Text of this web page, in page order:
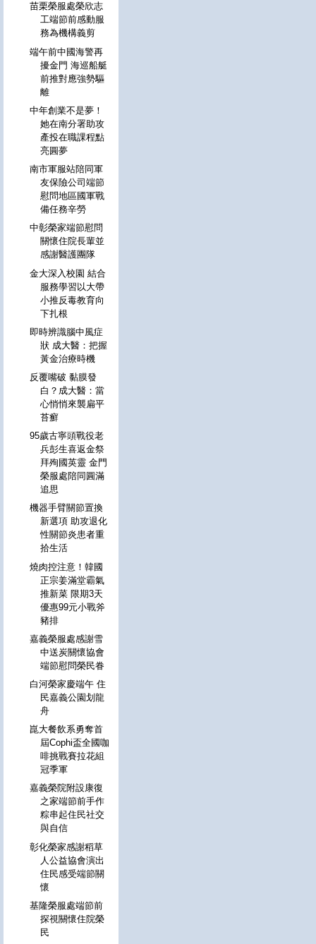
苗栗榮服處榮欣志
工端節前感動服
務為機構義剪
端午前中國海警再
擾金門 海巡船艇
前推對應強勢驅
離
中年創業不是夢！
她在南分署助攻
產投在職課程點
亮圓夢
南市軍服站陪同軍
友保險公司端節
慰問地區國軍戰
備任務辛勞
中彰榮家端節慰問
關懷住院長輩並
感謝醫護團隊
金大深入校園 結合
服務學習以大帶
小推反毒教育向
下扎根
即時辨識腦中風症
狀 成大醫：把握
黃金治療時機
反覆嘴破 黏膜發
白？成大醫：當
心悄悄來襲扁平
苔癬
95歲古寧頭戰役老
兵彭生喜返金祭
拜殉國英靈 金門
榮服處陪同圓滿
追思
機器手臂關節置換
新選項 助攻退化
性關節炎患者重
拾生活
燒肉控注意！韓國
正宗姜滿堂霸氣
推新菜 限期3天
優惠99元小戰斧
豬排
嘉義榮服處感謝雪
中送炭關懷協會
端節慰問榮民眷
白河榮家慶端午 住
民嘉義公園划龍
舟
崑大餐飲系勇奪首
屆Cophi盃全國咖
啡挑戰賽拉花組
冠季軍
嘉義榮院附設康復
之家端節前手作
粽串起住民社交
與自信
彰化榮家感謝稻草
人公益協會演出
住民感受端節關
懷
基隆榮服處端節前
探視關懷住院榮
民